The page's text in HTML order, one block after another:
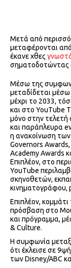
Μετά από
μεταφέρονται
έκανε χθες
σηματοδοτώντας
Μέσω της
μεταδίδεται
μέχρι το 2033,
και στο YouTube
μόνο στην
και παράπλευρα
η ανακοίνωση
Governors
Academy Awards
Επιπλέον, στο
YouTube
σκηνοθετών,
κινηματογράφου,
Επιπλέον,
πρόσβαση στο
και πρόγραμμα,
& Culture.
Η συμφωνία
ότι έκλεισε σε
των Disney/ABC